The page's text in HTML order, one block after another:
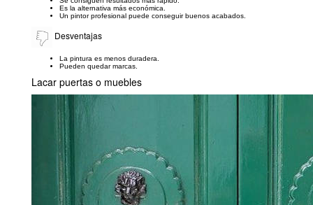
Es la alternativa más económica.
Un pintor profesional puede conseguir buenos acabados.
Desventajas
La pintura es menos duradera.
Pueden quedar marcas.
Lacar puertas o muebles